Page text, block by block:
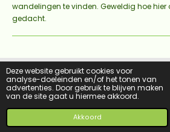
Deze website gebruikt cookies voor
analyse-doeleinden en/of het tonen van
advertenties. Door gebruik te blijven maken
van de site gaat u hiermee akkoord.
Akkoord
wandelingen te vinden. Geweldig hoe
gedacht.
F
c
b
I
s
a
© 2016 - 2026